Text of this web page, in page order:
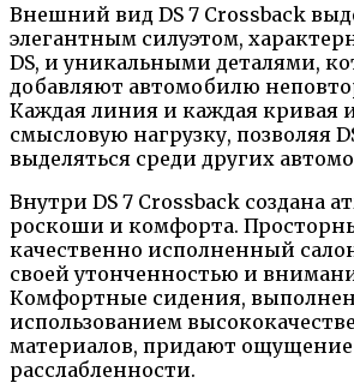
Внешний вид DS 7 Crossback
элегантным силуэтом,
DS, и уникальными деталями,
добавляют автомобилю
Каждая линия и каждая кривая
смысловую нагрузку, позволяя
выделяться среди других
Внутри DS 7 Crossback создана
роскоши и комфорта.
качественно исполненный
своей утонченностью и
Комфортные сидения,
использованием
материалов, придают
расслабленности.